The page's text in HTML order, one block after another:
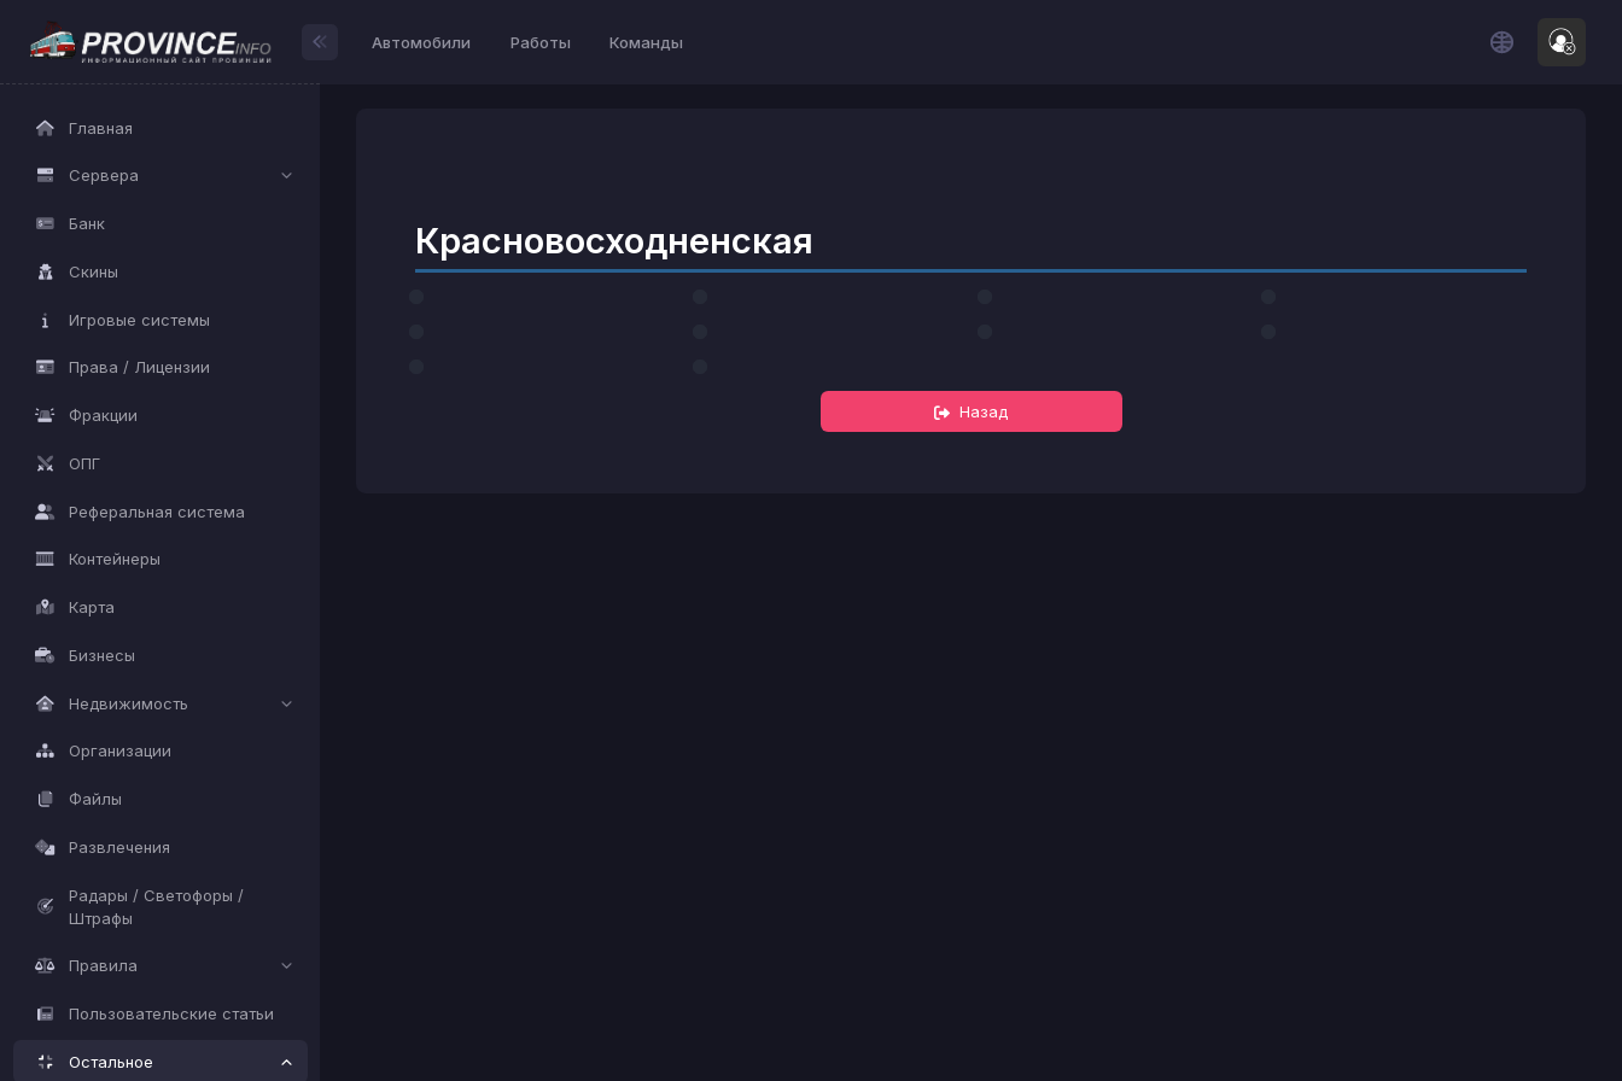
Автомобили Работы Команды
Главная
Сервера
Банк
Скины
Игровые системы
Права / Лицензии
Фракции
ОПГ
Реферальная система
Контейнеры
Карта
Бизнесы
Недвижимость
Организации
Файлы
Развлечения
Радары / Светофоры /
Штрафы
Правила
Пользовательские статьи
Остальное
Красновосходненская
Назад